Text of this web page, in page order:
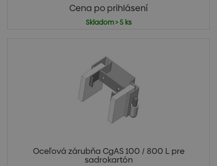
Cena po prihlásení
Skladom > 5 ks
Oceľová zárubňa CgAS 100 / 800 L pre
sadrokartón